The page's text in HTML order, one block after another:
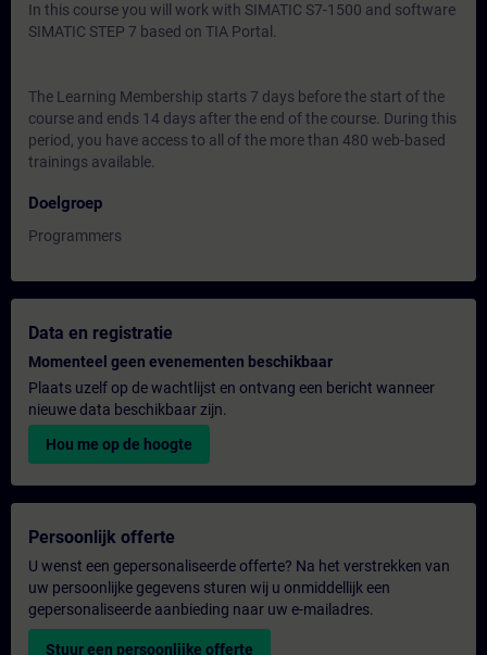
In this course you will work with SIMATIC S7-1500 and software
SIMATIC STEP 7 based on TIA Portal.
The Learning Membership starts 7 days before the start of the
course and ends 14 days after the end of the course. During this
period, you have access to all of the more than 480 web-based
trainings available.
Doelgroep
Programmers
Data en registratie
Momenteel geen evenementen beschikbaar
Plaats uzelf op de wachtlijst en ontvang een bericht wanneer
nieuwe data beschikbaar zijn.
Hou me op de hoogte
Persoonlijk offerte
U wenst een gepersonaliseerde offerte? Na het verstrekken van
uw persoonlijke gegevens sturen wij u onmiddellijk een
gepersonaliseerde aanbieding naar uw e-mailadres.
Stuur een persoonlijke offerte